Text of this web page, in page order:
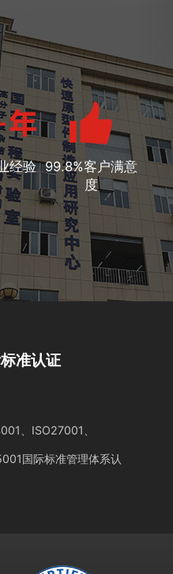
经验 99.8%客户满意
度
准认证
、ISO27001、
国际标准管理体系认